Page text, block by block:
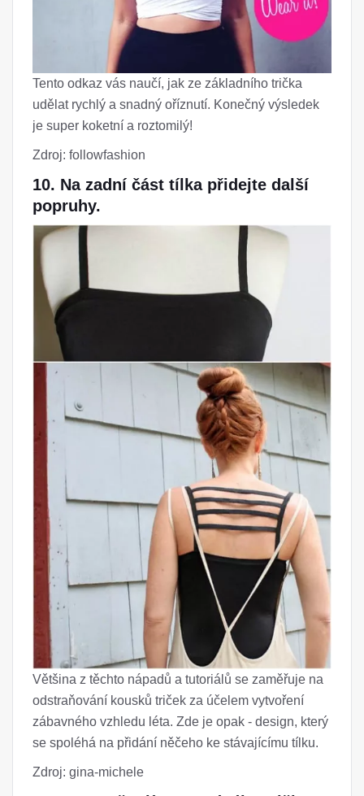
Tento odkaz vás naučí, jak ze základního trička
udělat rychlý a snadný oříznutí. Konečný výsledek
je super koketní a roztomilý!
Zdroj: followfashion
10. Na zadní část tílka přidejte další
popruhy.
Většina z těchto nápadů a tutoriálů se zaměřuje na
odstraňování kousků triček za účelem vytvoření
zábavného vzhledu léta. Zde je opak - design, který
se spoléhá na přidání něčeho ke stávajícímu tílku.
Zdroj: gina-michele